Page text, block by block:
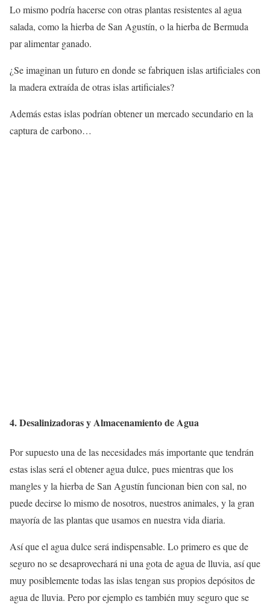
Lo mismo podría hacerse con otras plantas resistentes al agua
salada, como la hierba de San Agustín, o la hierba de Bermuda
par alimentar ganado.
¿Se imaginan un futuro en donde se fabriquen islas artificiales con
la madera extraída de otras islas artificiales?
Además estas islas podrían obtener un mercado secundario en la
captura de carbono…
4. Desalinizadoras y Almacenamiento de Agua
Por supuesto una de las necesidades más importante que tendrán
estas islas será el obtener agua dulce, pues mientras que los
mangles y la hierba de San Agustín funcionan bien con sal, no
puede decirse lo mismo de nosotros, nuestros animales, y la gran
mayoría de las plantas que usamos en nuestra vida diaria.
Así que el agua dulce será indispensable. Lo primero es que de
seguro no se desaprovechará ni una gota de agua de lluvia, así que
muy posiblemente todas las islas tengan sus propios depósitos de
agua de lluvia. Pero por ejemplo es también muy seguro que se